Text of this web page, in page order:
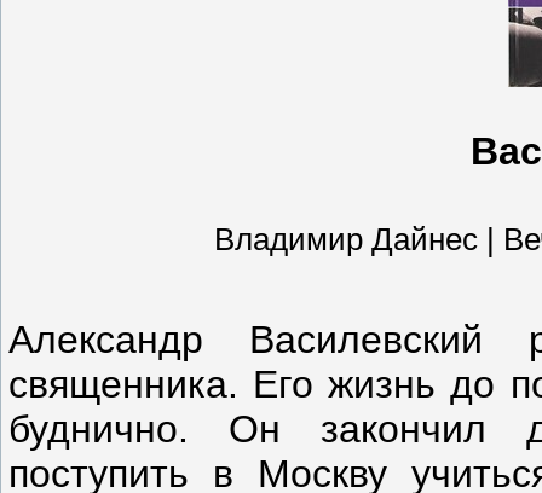
Владимир Дайнес |
Александр
священника. Его жизнь до
буднично. Он закончил
поступить в Москву